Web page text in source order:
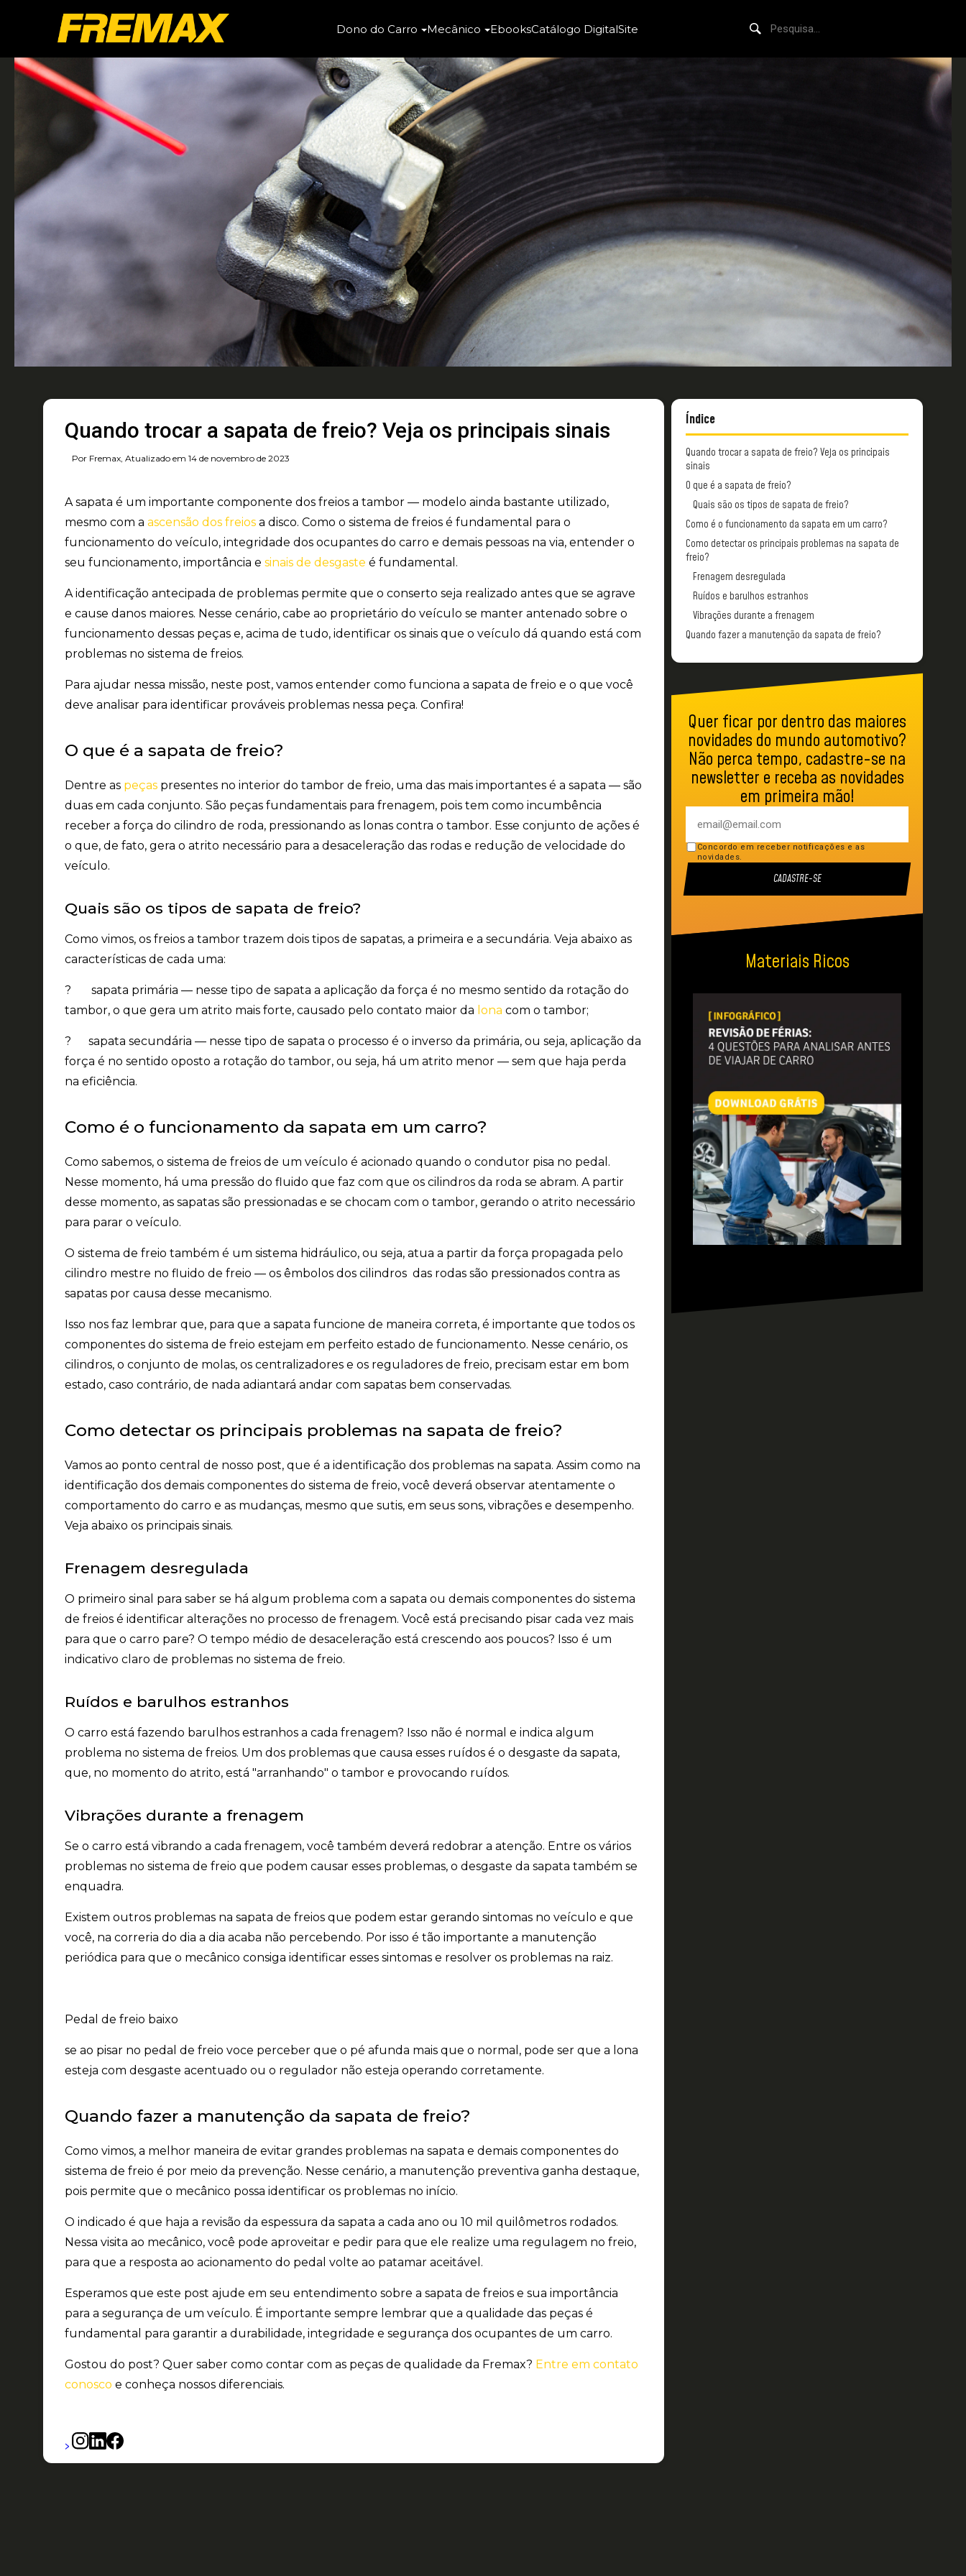
Dono do Carro Mecânico EbooksCatálogo DigitalSite
Quando trocar a sapata de freio? Veja os principais sinais
Por Fremax, Atualizado em 14 de novembro de 2023
A sapata é um importante componente dos freios a tambor — modelo ainda bastante utilizado,
mesmo com a ascensão dos freios a disco. Como o sistema de freios é fundamental para o
funcionamento do veículo, integridade dos ocupantes do carro e demais pessoas na via, entender o
seu funcionamento, importância e sinais de desgaste é fundamental.
A identificação antecipada de problemas permite que o conserto seja realizado antes que se agrave
e cause danos maiores. Nesse cenário, cabe ao proprietário do veículo se manter antenado sobre o
funcionamento dessas peças e, acima de tudo, identificar os sinais que o veículo dá quando está com
problemas no sistema de freios.
Para ajudar nessa missão, neste post, vamos entender como funciona a sapata de freio e o que você
deve analisar para identificar prováveis problemas nessa peça. Confira!
O que é a sapata de freio?
Dentre as peças presentes no interior do tambor de freio, uma das mais importantes é a sapata — são
duas em cada conjunto. São peças fundamentais para frenagem, pois tem como incumbência
receber a força do cilindro de roda, pressionando as lonas contra o tambor. Esse conjunto de ações é
o que, de fato, gera o atrito necessário para a desaceleração das rodas e redução de velocidade do
veículo.
Quais são os tipos de sapata de freio?
Como vimos, os freios a tambor trazem dois tipos de sapatas, a primeira e a secundária. Veja abaixo as
características de cada uma:
? sapata primária — nesse tipo de sapata a aplicação da força é no mesmo sentido da rotação do
tambor, o que gera um atrito mais forte, causado pelo contato maior da lona com o tambor;
? sapata secundária — nesse tipo de sapata o processo é o inverso da primária, ou seja, aplicação da
força é no sentido oposto a rotação do tambor, ou seja, há um atrito menor — sem que haja perda
na eficiência.
Como é o funcionamento da sapata em um carro?
Como sabemos, o sistema de freios de um veículo é acionado quando o condutor pisa no pedal .
Nesse momento, há uma pressão do fluido que faz com que os cilindros da roda se abram. A partir
desse momento, as sapatas são pressionadas e se chocam com o tambor, gerando o atrito necessário
para parar o veículo.
O sistema de freio também é um sistema hidráulico, ou seja, atua a partir da força propagada pelo
cilindro mestre no fluido de freio — os êmbolos dos cilindros das rodas são pressionados contra as
sapatas por causa desse mecanismo.
Isso nos faz lembrar que, para que a sapata funcione de maneira correta, é importante que todos os
componentes do sistema de freio estejam em perfeito estado de funcionamento. Nesse cenário, os
cilindros, o conjunto de molas, os centralizadores e os reguladores de freio, precisam estar em bom
estado, caso contrário, de nada adiantará andar com sapatas bem conservadas.
Como detectar os principais problemas na sapata de freio?
Vamos ao ponto central de nosso post, que é a identificação dos problemas na sapata. Assim como na
identificação dos demais componentes do sistema de freio, você deverá observar atentamente o
comportamento do carro e as mudanças, mesmo que sutis, em seus sons, vibrações e desempenho.
Veja abaixo os principais sinais.
Frenagem desregulada
O primeiro sinal para saber se há algum problema com a sapata ou demais componentes do sistema
de freios é identificar alterações no processo de frenagem. Você está precisando pisar cada vez mais
para que o carro pare? O tempo médio de desaceleração está crescendo aos poucos? Isso é um
indicativo claro de problemas no sistema de freio.
Ruídos e barulhos estranhos
O carro está fazendo barulhos estranhos a cada frenagem? Isso não é normal e indica algum
problema no sistema de freios. Um dos problemas que causa esses ruídos é o desgaste da sapata,
que, no momento do atrito, está "arranhando" o tambor e provocando ruídos.
Vibrações durante a frenagem
Se o carro está vibrando a cada frenagem, você também deverá redobrar a atenção. Entre os vários
problemas no sistema de freio que podem causar esses problemas, o desgaste da sapata também se
enquadra.
Existem outros problemas na sapata de freios que podem estar gerando sintomas no veículo e que
você, na correria do dia a dia acaba não percebendo. Por isso é tão importante a manutenção
periódica para que o mecânico consiga identificar esses sintomas e resolver os problemas na raiz.
Pedal de freio baixo
se ao pisar no pedal de freio voce perceber que o pé afunda mais que o normal, pode ser que a lona
esteja com desgaste acentuado ou o regulador não esteja operando corretamente.
Quando fazer a manutenção da sapata de freio?
Como vimos, a melhor maneira de evitar grandes problemas na sapata e demais componentes do
sistema de freio é por meio da prevenção. Nesse cenário, a manutenção preventiva ganha destaque,
pois permite que o mecânico possa identificar os problemas no início.
O indicado é que haja a revisão da espessura da sapata a cada ano ou 10 mil quilômetros rodados.
Nessa visita ao mecânico, você pode aproveitar e pedir para que ele realize uma regulagem no freio,
para que a resposta ao acionamento do pedal volte ao patamar aceitável.
Esperamos que este post ajude em seu entendimento sobre a sapata de freios e sua importância
para a segurança de um veículo. É importante sempre lembrar que a qualidade das peças é
fundamental para garantir a durabilidade, integridade e segurança dos ocupantes de um carro.
Gostou do post? Quer saber como contar com as peças de qualidade da Fremax? Entre em contato
conosco e conheça nossos diferenciais.
>
Índice
Quando trocar a sapata de freio? Veja os principais
sinais
O que é a sapata de freio?
Quais são os tipos de sapata de freio?
Como é o funcionamento da sapata em um carro?
Como detectar os principais problemas na sapata de
freio?
Frenagem desregulada
Ruídos e barulhos estranhos
Vibrações durante a frenagem
Quando fazer a manutenção da sapata de freio?
Quer ficar por dentro das maiores
novidades do mundo automotivo?
Não perca tempo, cadastre-se na
newsletter e receba as novidades
em primeira mão!
Concordo em receber notificações e as
novidades.
CADASTRE-SE
Materiais Ricos